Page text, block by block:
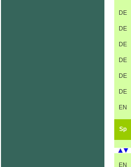
DE
DE
DE
DE
DE
DE
EN
Sp
EN